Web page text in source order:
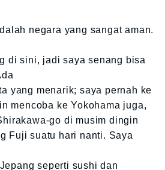
negara yang sangat aman.
di sini, jadi saya senang bisa
yang menarik; saya pernah ke
mencoba ke Yokohama juga,
go di musim dingin
Fuji suatu hari nanti. Saya
seperti sushi dan